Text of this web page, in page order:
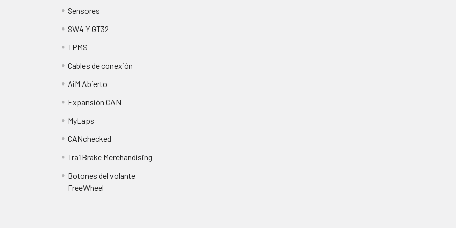
Sensores
SW4 Y GT32
TPMS
Cables de conexión
AiM Abierto
Expansión CAN
MyLaps
CANchecked
TrailBrake Merchandising
Botones del volante
FreeWheel